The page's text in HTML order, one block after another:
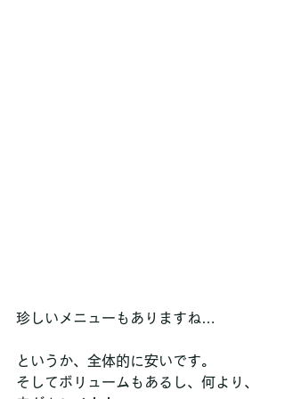
珍しいメニューもありますね…
というか、全体的に安いです。
そしてボリュームもあるし、何より、